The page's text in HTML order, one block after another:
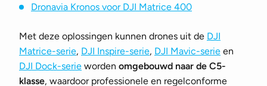
Dronavia Kronos voor DJI Matrice 400
Met deze oplossingen kunnen drones uit de DJI
Matrice-serie, DJI Inspire-serie, DJI Mavic-serie en
DJI Dock-serie worden omgebouwd naar de C5-
klasse, waardoor professionele en regelconforme